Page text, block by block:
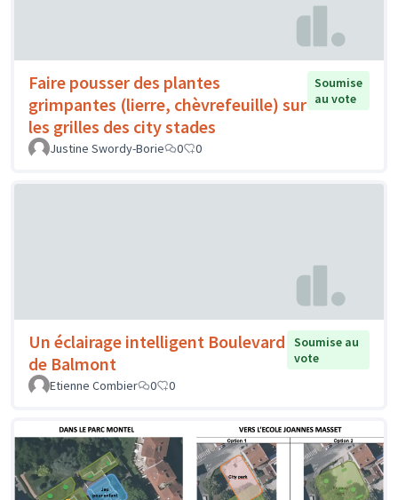
Faire pousser des plantes
grimpantes (lierre, chèvrefeuille) sur
les grilles des city stades
Soumise
au vote
Justine Swordy-Borie 0 0
Un éclairage intelligent Boulevard
de Balmont
Soumise au
vote
Etienne Combier
0 0